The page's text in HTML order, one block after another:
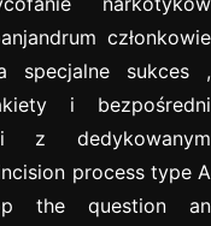
członkowie
specjalne sukces ,
i bezpośredni
z dedykowanym
process type A
the question an